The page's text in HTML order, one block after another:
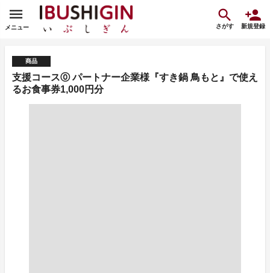
メニュー さがす 新規登録
商品
支援コース⓪ パートナー企業様『すき鍋 鳥もと』で使え
るお食事券1,000円分